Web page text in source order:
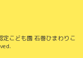
こども園 石巻ひまわりこ